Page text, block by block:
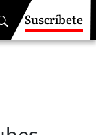
Suscríbete